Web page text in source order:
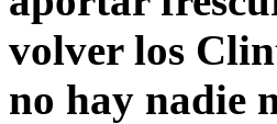
volver los
no hay nadie